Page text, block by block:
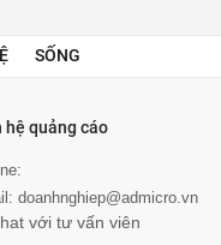
SỐNG
hệ quảng cáo
doanhnghiep@admicro.vn
với tư vấn viên